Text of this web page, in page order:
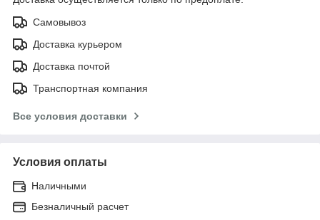
Самовывоз
Доставка курьером
Доставка почтой
Транспортная компания
Все условия доставки
Условия оплаты
Наличными
Безналичный расчет